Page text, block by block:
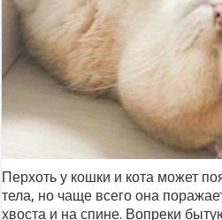
Перхоть у кошки и кота может
тела, но чаще всего она
хвоста и на спине. Вопреки